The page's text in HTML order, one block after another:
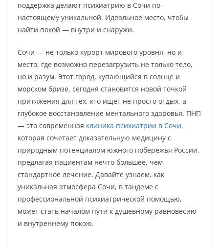
поддержка делают психиатрию в Сочи по-
настоящему уникальной. Идеальное место, чтобы
найти покой — внутри и снаружи.
Сочи — не только курорт мирового уровня, но и
место, где возможно перезагрузить не только тело,
но и разум. Этот город, купающийся в солнце и
морском бризе, сегодня становится новой точкой
притяжения для тех, кто ищет не просто отдых, а
глубокое восстановление ментального здоровья. ПНП
— это современная клиника психиатрии в Сочи,
которая сочетает доказательную медицину с
природным потенциалом южного побережья России,
предлагая пациентам нечто большее, чем
стандартное лечение. Давайте узнаем, как
уникальная атмосфера Сочи, в тандеме с
профессиональной психиатрической помощью,
может стать началом пути к душевному равновесию
и внутреннему покою.